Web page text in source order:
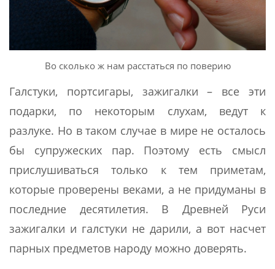
Во сколько ж нам расстаться по поверию
Галстуки, портсигары, зажигалки – все эти
подарки, по некоторым слухам, ведут к
разлуке. Но в таком случае в мире не осталось
бы супружеских пар. Поэтому есть смысл
прислушиваться только к тем приметам,
которые проверены веками, а не придуманы в
последние десятилетия. В Древней Руси
зажигалки и галстуки не дарили, а вот насчет
парных предметов народу можно доверять.